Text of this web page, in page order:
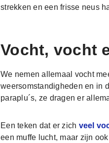
strekken en een frisse neus
Vocht, vocht
We nemen allemaal vocht
weersomstandigheden en in
paraplu´s, ze dragen er
Een teken dat er zich veel
een muffe lucht, maar zijn